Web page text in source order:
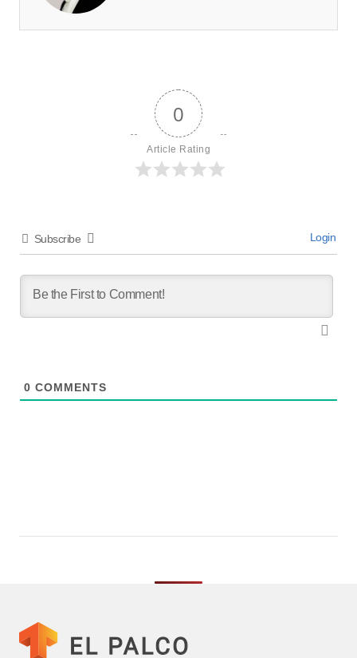
0
Article Rating
Subscribe Login
0 COMMENTS